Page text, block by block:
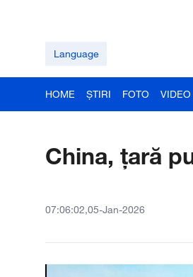
Language
HOME ȘTIRI FOTO VIDEO
China, țară
07:06:02,05-Jan-2026